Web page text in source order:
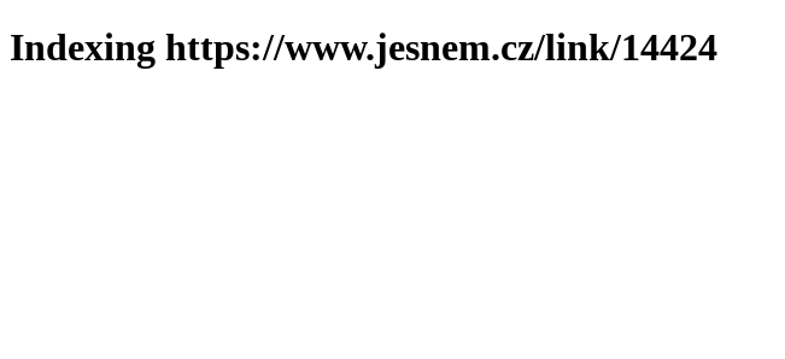
Indexing https://www.jesnem.cz/link/14424